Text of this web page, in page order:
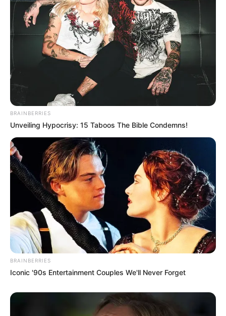
BRAINBERRIES
Unveiling Hypocrisy: 15 Taboos The Bible Condemns!
BRAINBERRIES
Iconic '90s Entertainment Couples We'll Never Forget